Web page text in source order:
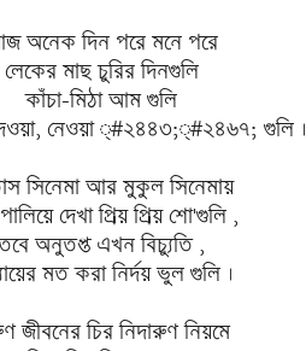
অনেক দিন পরে মনে পরে
লেকের মাছ চুরির দিনগুলি
কাঁচা-মিঠা আম গুলি
নেওয়া ্#২৪৪৩;্#২৪৬৭; গুলি ।
সিনেমা আর মুকুল সিনেমায়
দেখা প্রিয় প্রিয় শো'গুলি ,
অনুতপ্ত এখন বিচ্যুতি ,
মত করা নির্দয় ভুল গুলি ।
জীবনের চির নিদারুণ নিয়মে